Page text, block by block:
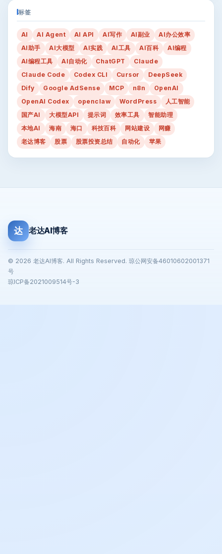
标签
AI AI Agent AI API AI写作 AI副业
AI办公效率
AI助手
AI大模型 AI实践 AI工具 AI百科
AI编程
AI编程工具
AI自动化 ChatGPT
Claude
Claude Code
Codex CLI Cursor
DeepSeek
Dify
Google AdSense MCP n8n
OpenAI
OpenAI Codex
openclaw WordPress
人工智能
国产AI
大模型API 提示词 效率工具
智能助理
本地AI
海南 海口 科技百科 网站建设
网赚
老达博客
股票 股票投资总结 自动化 苹果
达 老达AI博客
© 2026 老达AI博客. All Rights Reserved. 琼公网安备46010602001371
号
琼ICP备2021009514号-3